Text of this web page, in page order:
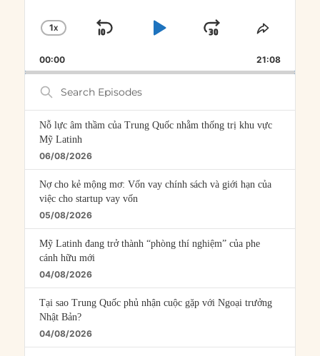
CHANGE
RATE
1X
SKIP
PLAYJUMP
FORWARD
SHARE
00:00 21:08
Search
Episodes
Nỗ lực âm thầm của Trung Quốc nhằm thống trị khu vực
Mỹ Latinh
06/08/2026
Nợ cho kẻ mộng mơ: Vốn vay chính sách và giới hạn của
việc cho startup vay vốn
05/08/2026
Mỹ Latinh đang trở thành “phòng thí nghiệm” của phe
cánh hữu mới
04/08/2026
Tại sao Trung Quốc phủ nhận cuộc gặp với Ngoại trưởng
Nhật Bản?
04/08/2026